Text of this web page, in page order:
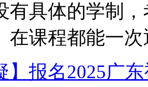
有具体的学制
在课程都能一次
】报名2025广